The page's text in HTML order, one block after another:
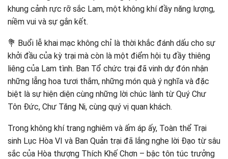
khung cảnh rực rỡ sắc Lam, một không khí đầy năng lượng,
niềm vui và sự gắn kết.
💐 Buổi lễ khai mạc không chỉ là thời khắc đánh dấu cho sự
khởi đầu của kỳ trại mà còn là một điểm hội tụ đầy thiêng
liêng của Lam tình. Ban Tổ chức trại đã vinh dự đón nhận
những lẵng hoa tươi thắm, những món quà ý nghĩa và đặc
biệt là sự hiện diện cùng những lời chúc lành từ Quý Chư
Tôn Đức, Chư Tăng Ni, cùng quý vị quan khách.
Trong không khí trang nghiêm và ấm áp ấy, Toàn thể Trại
sinh Lục Hòa VI và Ban Quản trại đã lắng nghe lời Đạo từ sâu
sắc của Hòa thượng Thích Khế Chơn – bậc tôn túc trưởng